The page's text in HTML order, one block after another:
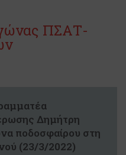
ΠΣΑΤ-
Δημήτρη
ποδοσφαίρου στη
(23/3/2022)